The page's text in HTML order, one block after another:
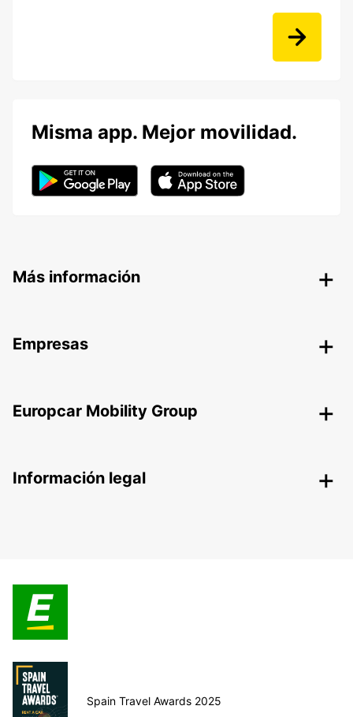
Misma app. Mejor movilidad.
Más información
Empresas
Europcar Mobility Group
Información legal
Spain Travel Awards 2025